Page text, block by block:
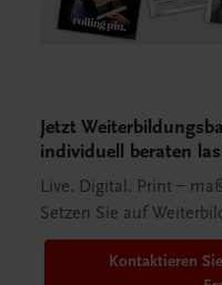
Jetzt
individuell beraten
Live. Digital. Print –
Setzen Sie auf
Kontaktieren